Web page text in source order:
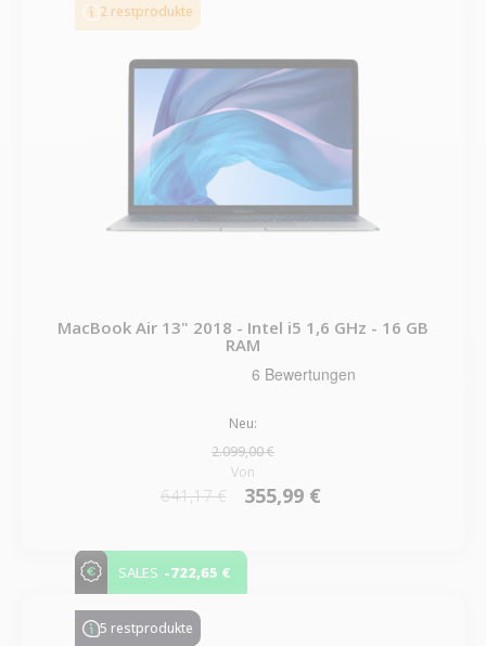
2 restprodukte
MacBook Air 13" 2018 - Intel i5 1,6 GHz - 16 GB
RAM
Neu:
2.099,00 €
Von
641,17 € 355,99 €
SALES -722,65 €
5 restprodukte